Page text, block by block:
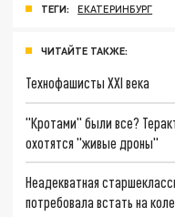
ТЕГИ: ЕКАТЕРИНБУРГ
ЧИТАЙТЕ ТАКЖЕ:
Технофашисты XXI века
"Кротами" были все?
охотятся "живые дроны"
Неадекватная
потребовала встать на